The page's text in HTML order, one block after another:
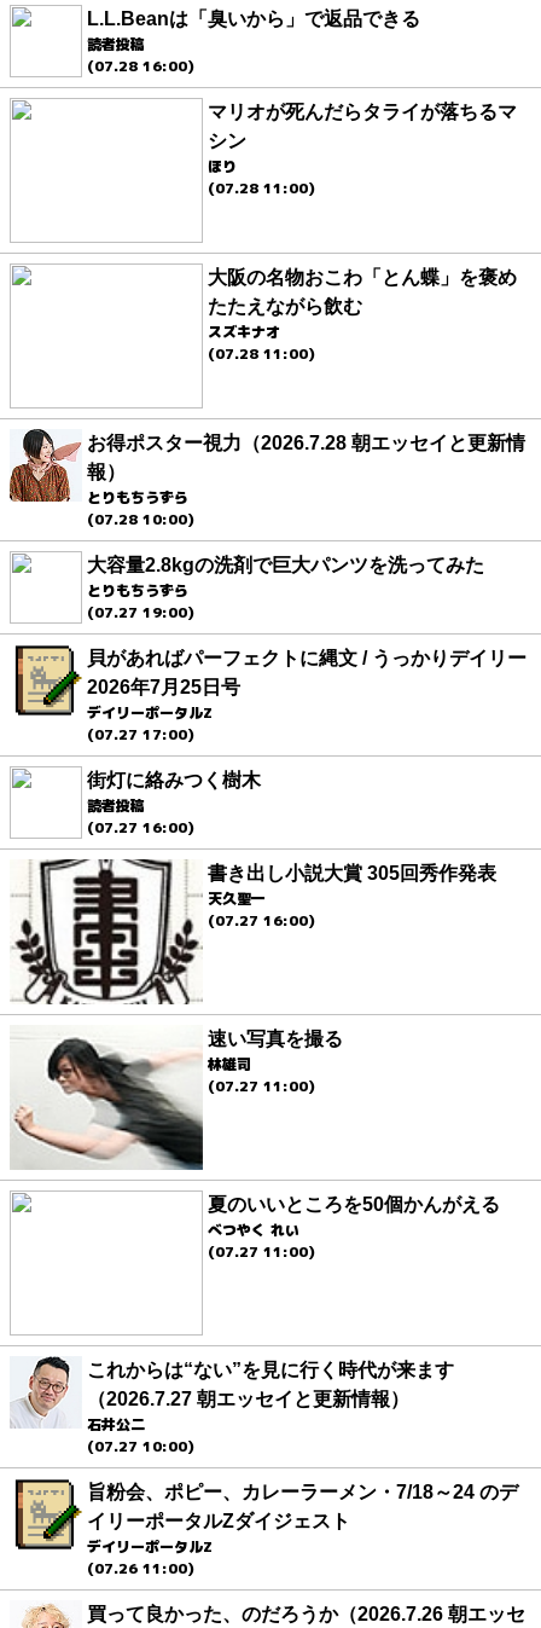
L.L.Beanは「臭いから」で返品できる
読者投稿
(07.28 16:00)
マリオが死んだらタライが落ちるマ
シン
ほり
(07.28 11:00)
大阪の名物おこわ「とん蝶」を褒め
たたえながら飲む
スズキナオ
(07.28 11:00)
お得ポスター視力（2026.7.28 朝エッセイと更新情
報）
とりもちうずら
(07.28 10:00)
大容量2.8kgの洗剤で巨大パンツを洗ってみた
とりもちうずら
(07.27 19:00)
貝があればパーフェクトに縄文 / うっかりデイリー
2026年7月25日号
デイリーポータルZ
(07.27 17:00)
街灯に絡みつく樹木
読者投稿
(07.27 16:00)
書き出し小説大賞 305回秀作発表
天久聖一
(07.27 16:00)
速い写真を撮る
林雄司
(07.27 11:00)
夏のいいところを50個かんがえる
べつやく れい
(07.27 11:00)
これからは“ない”を見に行く時代が来ます
（2026.7.27 朝エッセイと更新情報）
石井公二
(07.27 10:00)
旨粉会、ポピー、カレーラーメン・7/18～24 のデ
イリーポータルZダイジェスト
デイリーポータルZ
(07.26 11:00)
買って良かった、のだろうか（2026.7.26 朝エッセ